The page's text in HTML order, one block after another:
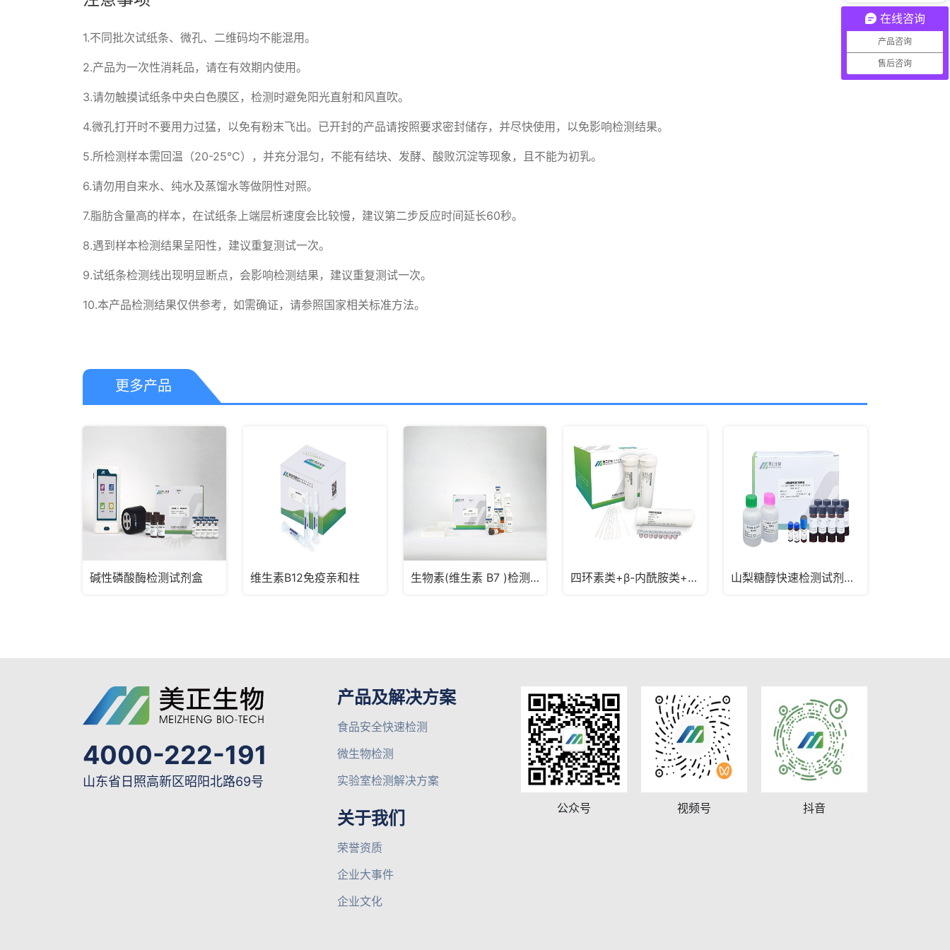
1.不同批次试纸条、微孔、二维码均不能混用。
2.产品为一次性消耗品，请在有效期内使用。
3.请勿触摸试纸条中央白色膜区，检测时避免阳光直射和风直吹。
4.微孔打开时不要用力过猛，以免有粉末飞出。已开封的产品请按照要求密封储存，并尽快使用，以免影响检测结果。
5.所检测样本需回温（20-25°C），并充分混匀，不能有结块、发酵、酸败沉淀等现象，且不能为初乳。
6.请勿用自来水、纯水及蒸馏水等做阴性对照。
7.脂肪含量高的样本，在试纸条上端层析速度会比较慢，建议第二步反应时间延长60秒。
8.遇到样本检测结果呈阳性，建议重复测试一次。
9.试纸条检测线出现明显断点，会影响检测结果，建议重复测试一次。
10.本产品检测结果仅供参考，如需确证，请参照国家相关标准方法。
更多产品
碱性磷酸酶检测试剂盒 维生素B12免疫亲和柱 生物素(维生素 B7 )检测试剂盒 四环素类+β-内酰胺类+头孢氨苄快速检测试纸条 山梨糖醇快速检测试剂盒_生鲜乳奶粉山梨醇检测
4000-222-191
山东省日照高新区昭阳北路69号
产品及解决方案
食品安全快速检测
微生物检测
实验室检测解决方案
关于我们
荣誉资质
企业大事件
企业文化
公众号 视频号 抖音
在线咨询
产品咨询
售后咨询